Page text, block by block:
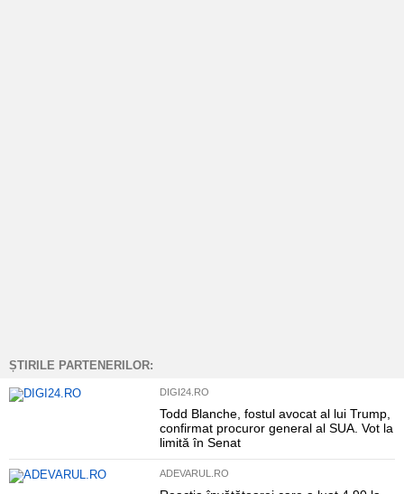
ȘTIRILE PARTENERILOR:
DIGI24.RO
Todd Blanche, fostul avocat al lui Trump,
confirmat procuror general al SUA. Vot la
limită în Senat
ADEVARUL.RO